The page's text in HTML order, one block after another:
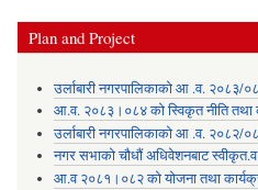
Plan and Project
उर्लाबारी नगरपालिकाको आ .व. २०८३/
आ.व. २०८३।०८४ को स्विकृत नीति तथा
उर्लाबारी नगरपालिकाको आ .व. २०८२/
नगर सभाको चौधौं अधिवेशनबाट
आ.व २०८१।०८२ को योजना तथा